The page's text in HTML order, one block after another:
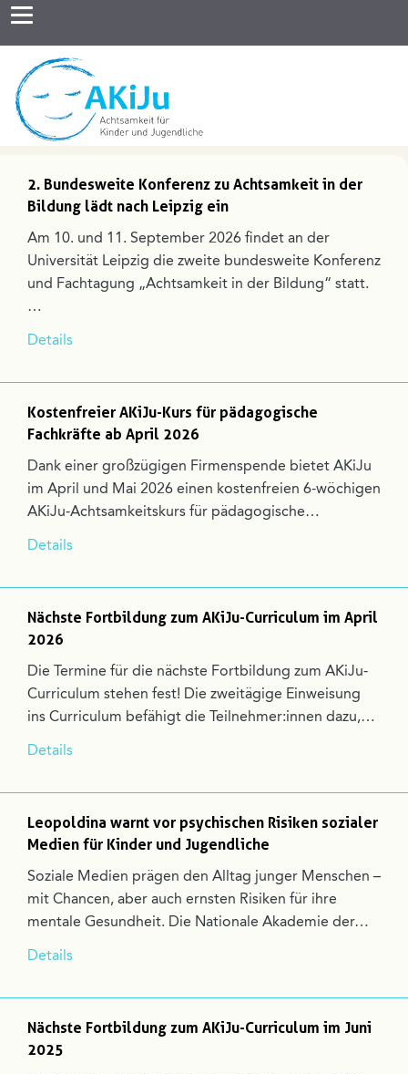
2. Bundesweite Konferenz zu Achtsamkeit in der
Bildung lädt nach Leipzig ein
Am 10. und 11. September 2026 findet an der
Universität Leipzig die zweite bundesweite Konferenz
und Fachtagung „Achtsamkeit in der Bildung“ statt.
…
Details
Kostenfreier AKiJu-Kurs für pädagogische
Fachkräfte ab April 2026
Dank einer großzügigen Firmenspende bietet AKiJu
im April und Mai 2026 einen kostenfreien 6-wöchigen
AKiJu-Achtsamkeitskurs für pädagogische…
Details
Nächste Fortbildung zum AKiJu-Curriculum im April
2026
Die Termine für die nächste Fortbildung zum AKiJu-
Curriculum stehen fest! Die zweitägige Einweisung
ins Curriculum befähigt die Teilnehmer:innen dazu,…
Details
Leopoldina warnt vor psychischen Risiken sozialer
Medien für Kinder und Jugendliche
Soziale Medien prägen den Alltag junger Menschen –
mit Chancen, aber auch ernsten Risiken für ihre
mentale Gesundheit. Die Nationale Akademie der…
Details
Nächste Fortbildung zum AKiJu-Curriculum im Juni
2025